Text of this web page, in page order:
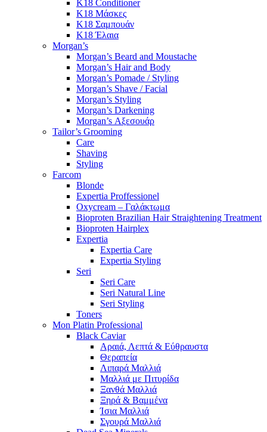
K18 Conditioner
K18 Μάσκες
K18 Σαμπουάν
K18 Έλαια
Morgan’s
Morgan’s Beard and Moustache
Morgan’s Hair and Body
Morgan’s Pomade / Styling
Morgan’s Shave / Facial
Morgan’s Styling
Morgan’s Darkening
Morgan’s Αξεσουάρ
Tailor’s Grooming
Care
Shaving
Styling
Farcom
Blonde
Expertia Proffessionel
Oxycream – Γαλάκτωμα
Bioproten Brazilian Hair Straightening Treatment
Bioproten Hairplex
Expertia
Expertia Care
Expertia Styling
Seri
Seri Care
Seri Natural Line
Seri Styling
Toners
Mon Platin Professional
Black Caviar
Αραιά, Λεπτά & Εύθραυστα
Θεραπεία
Λιπαρά Μαλλιά
Μαλλιά με Πιτυρίδα
Ξανθά Μαλλιά
Ξηρά & Βαμμένα
Ίσια Μαλλιά
Σγουρά Μαλλιά